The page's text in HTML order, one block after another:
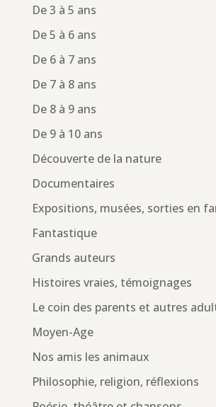
De 3 à 5 ans
De 5 à 6 ans
De 6 à 7 ans
De 7 à 8 ans
De 8 à 9 ans
De 9 à 10 ans
Découverte de la nature
Documentaires
Expositions, musées, sorties en
Fantastique
Grands auteurs
Histoires vraies, témoignages
Le coin des parents et autres
Moyen-Age
Nos amis les animaux
Philosophie, religion, réflexions